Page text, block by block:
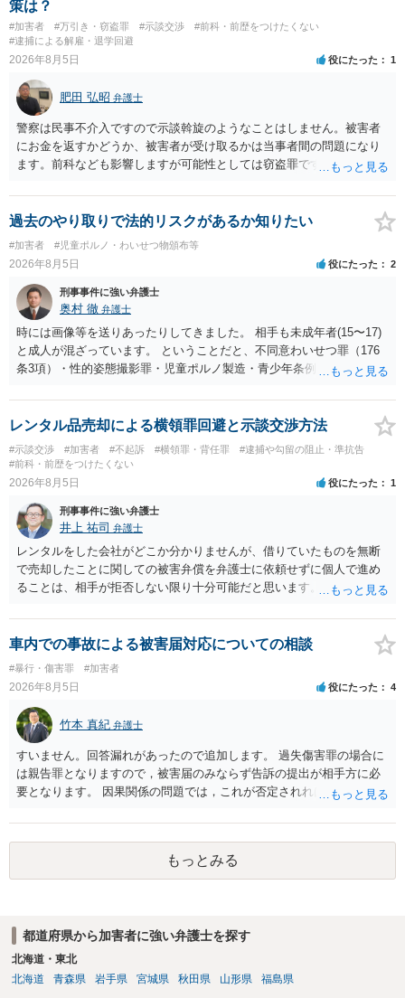
が私の弁護経験では多くなった印象です（最終的には不起訴ないし各
都道府県の迷惑防止条例違反になることもあります）。2度としないこ
とをお勧めいたします。ご参考にしてください。
策は？
#加害者 #万引き・窃盗罪 #示談交渉
#前科・前歴をつけたくない
#逮捕による解雇・退学回避
2026年8月5日 役にたった 1
肥田 弘昭 弁護士
警察は民事不介入ですので示談斡旋のようなことはしません。被害者
にお金を返すかどうか、被害者が受け取るかは当事者間の問題になり
ます。前科なども影響しますが可能性としては窃盗罪ですので、逮捕
過去のやり取りで法的リスクがあるか知りたい
#加害者 #児童ポルノ・わいせつ物頒布等
2026年8月5日 役にたった 2
刑事事件に強い弁護士
奥村 徹 弁護士
時には画像等を送りあったりしてきました。 相手も未成年者(15〜17)
と成人が混ざっています。 ということだと、不同意わいせつ罪（176
条3項）・性的姿態撮影罪・児童ポルノ製造・青少年条例違反（わいせ
で、警察にバレれば、それなりの捜査を受けるでしょう。
レンタル品売却による横領罪回避と示談交渉方法
#示談交渉 #加害者 #不起訴 #横領罪・背任罪
#逮捕や勾留の阻止・準抗告
#前科・前歴をつけたくない
2026年8月5日 役にたった 1
刑事事件に強い弁護士
井上 祐司 弁護士
レンタルをした会社がどこか分かりませんが、借りていたものを無断
で売却したことに関しての被害弁償を弁護士に依頼せずに個人で進め
ることは、相手が拒否しない限り十分可能だと思います。 見積を出し
か）、弁護士に法律相談において助言をもらえば足りるでしょう。
車内での事故による被害届対応についての相談
#暴行・傷害罪 #加害者
2026年8月5日 役にたった 4
竹本 真紀 弁護士
すいません。回答漏れがあったので追加します。 過失傷害罪の場合に
は親告罪となりますので，被害届のみならず告訴の提出が相手方に必
要となります。 因果関係の問題では，これが否定されれば ①刑事的に
断されれば処罰規定がない状態になると思います。 ②民事的には傷害
部分が否定されますので，暴行行為自体による損害（慰謝料的なもの
になるでしょうか…）だけが対象となってきます。
もっとみる
都道府県から加害者に強い弁護士を探す
北海道・東北
北海道
青森県 岩手県 宮城県 秋田県 山形県 福島県